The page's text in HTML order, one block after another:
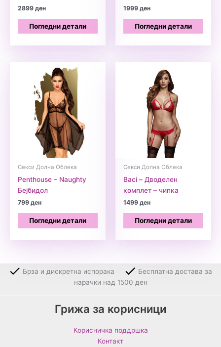
2899ден
Погледни детали
1999ден
Погледни детали
Секси Долна Облека
Penthouse – Naughty
Бејбидол
799ден
Погледни детали
Секси Долна Облека
Baci – Дводелен
комплет – чипка
1499ден
Погледни детали
Брза и дискретна испорака
Бесплатна достава за
нарачки над 1500 ден
Грижа за корисници
Корисничка поддршка
Контакт